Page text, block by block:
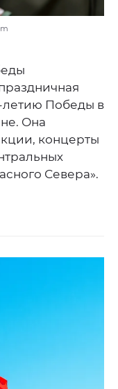
летию Победы в
Она
концерты
Севера».